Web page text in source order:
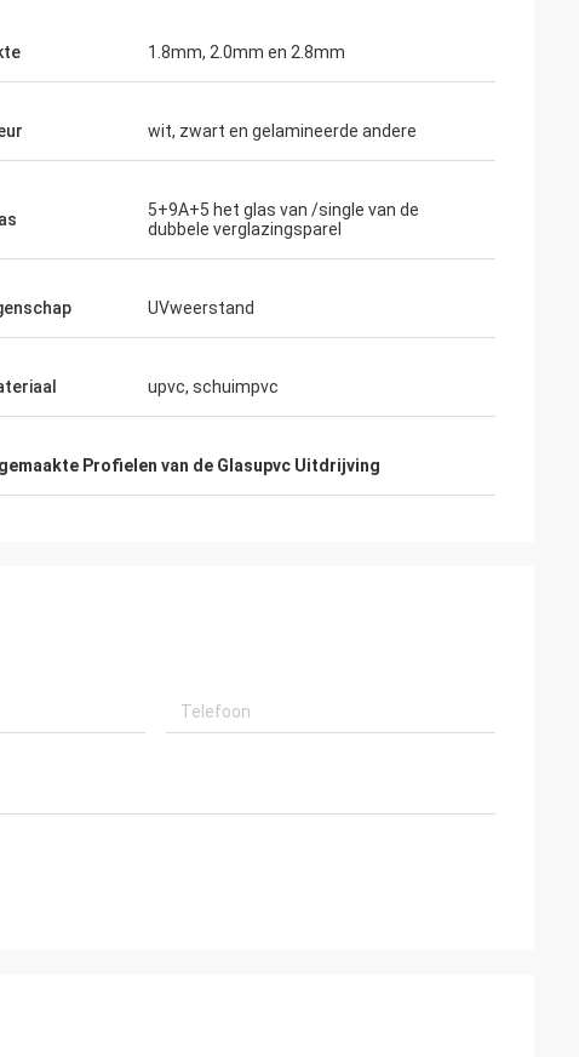
1.8mm, 2.0mm en 2.8mm
wit, zwart en gelamineerde andere
5+9A+5 het glas van /single van de
dubbele verglazingsparel
UVweerstand
upvc, schuimpvc
Profielen van de Glasupvc Uitdrijving